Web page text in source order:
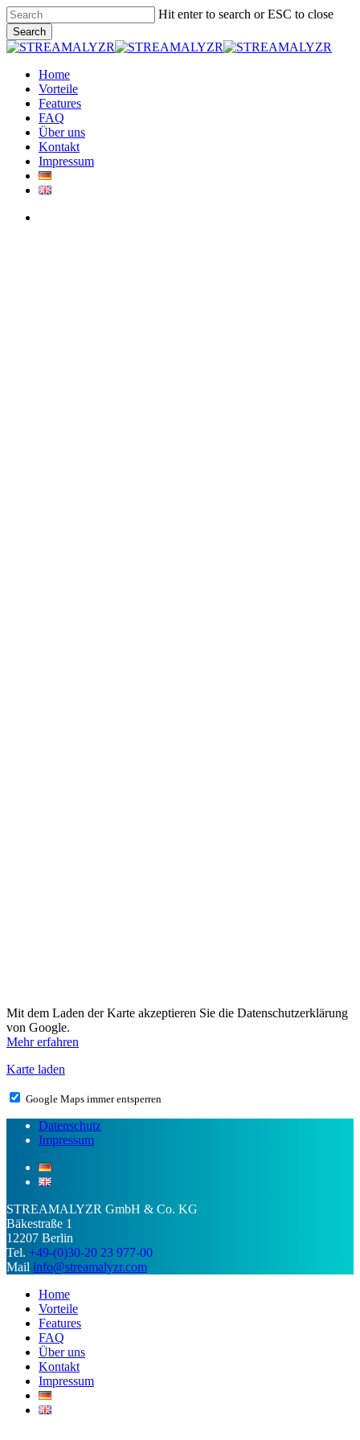
Skip
to
main
content
Hit enter to search or ESC to close
Search
Close
Menu
Home
Vorteile
Features
FAQ
Über uns
Kontakt
Impressum
Mit dem Laden der Karte akzeptieren Sie die Datenschutzerklärung
von Google.
Mehr erfahren
Karte laden
Google Maps immer entsperren
Datenschutz
Impressum
STREAMALYZR GmbH & Co. KG
Bäkestraße 1
12207 Berlin
Tel. +49-(0)30-20 23 977-00
Mail info@streamalyzr.com
Close
Menu
Home
Vorteile
Features
FAQ
Über uns
Kontakt
Impressum